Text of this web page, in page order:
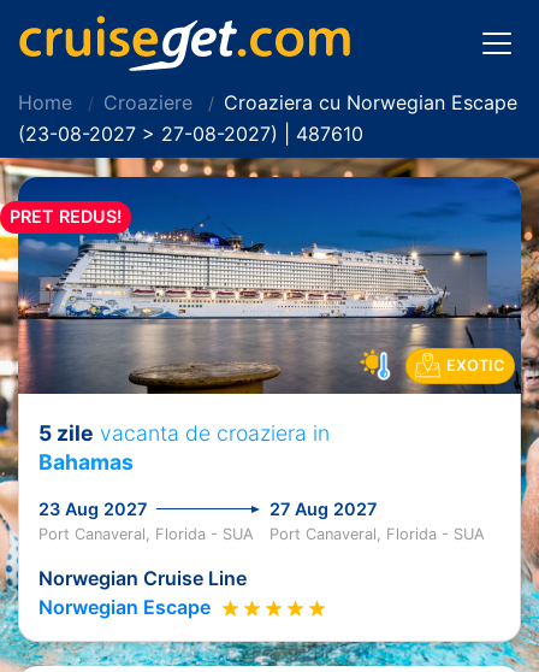
Home Croaziere
Croaziera cu Norwegian Escape
(23-08-2027 > 27-08-2027) | 487610
PRET REDUS!
EXOTIC
5 zile vacanta de croaziera in
Bahamas
23 Aug 2027 27 Aug 2027
Port Canaveral, Florida - SUA Port Canaveral, Florida - SUA
Norwegian Cruise Line
Norwegian Escape